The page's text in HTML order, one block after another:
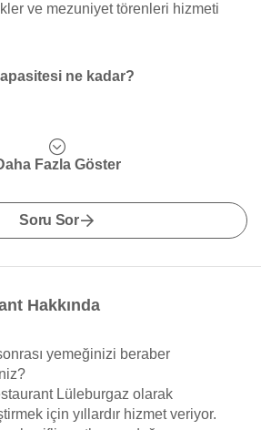
ve mezuniyet törenleri hizmeti
ne kadar?
Fazla Göster
Soru Sor
Hakkında
yemeğinizi beraber
Lüleburgaz olarak
için yıllardır hizmet veriyor.